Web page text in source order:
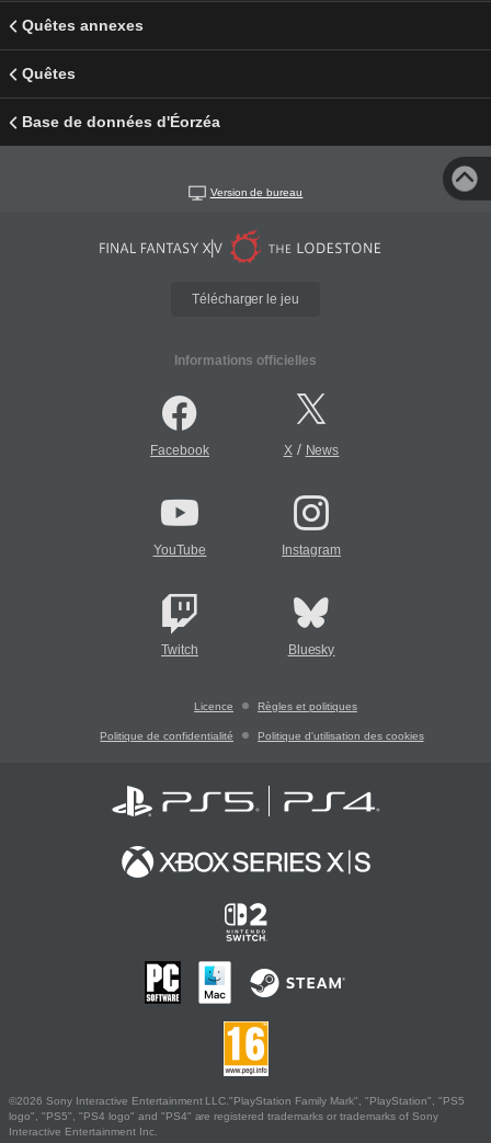
Quêtes annexes
Quêtes
Base de données d'Éorzéa
Version de bureau
Télécharger le jeu
Informations officielles
Facebook X/ News
YouTube Instagram
Twitch Bluesky
Licence Règles et politiques
Politique de confidentialité Politique d'utilisation des cookies
©2026 Sony Interactive Entertainment LLC."PlayStation Family Mark", "PlayStation", "PS5
logo", "PS5", "PS4 logo" and "PS4" are registered trademarks or trademarks of Sony
Interactive Entertainment Inc.